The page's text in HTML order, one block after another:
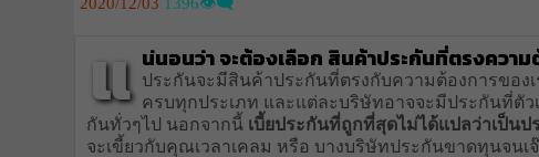
แ น่นอนว่า จะต้องเลือก สินค้าประกันที่ตรงความ
ประกันจะมีสินค้าประกันที่ตรงกับความต้องการขอ
ครบทุกประเภท และแต่ละบริษัทอาจจะมีประกันที่ตั
กันทั่วๆไป นอกจากนี้ เบี้ยประกันที่ถูกที่สุดไม่ได้แปลว่าเป็น
จะเขี้ยวกับคุณเวลาเคลม หรือ บางบริษัทประกันขาดทุนจนเ